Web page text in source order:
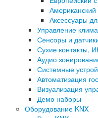
Американский
Аксессуары
Управление
Сенсоры и
Сухие контакты,
Аудио
Системные
Автоматизация
Визуализация
Демо наборы
Оборудование KNX